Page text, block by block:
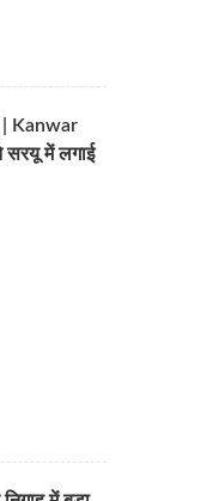
| Kanwar
सरयू में लगाई